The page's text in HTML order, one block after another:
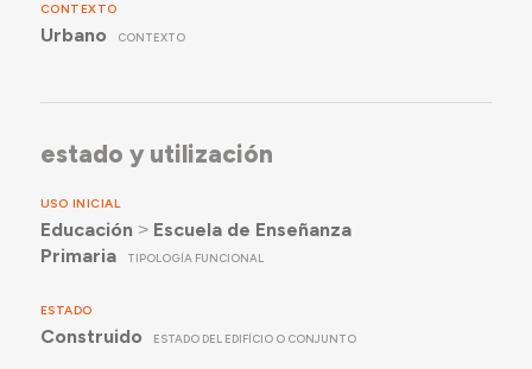
CONTEXTO
Urbano CONTEXTO
estado y utilización
USO INICIAL
Educación ˃ Escuela de Enseñanza
Primaria
TIPOLOGÍA FUNCIONAL
ESTADO
Construido ESTADO DEL EDIFÍCIO O CONJUNTO